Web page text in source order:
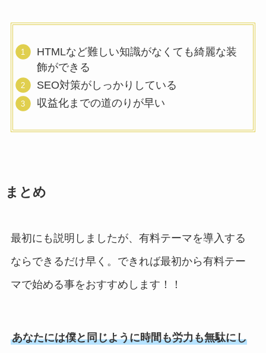
HTMLなど難しい知識がなくても綺麗な装
飾ができる
SEO対策がしっかりしている
収益化までの道のりが早い
まとめ
最初にも説明しましたが、有料テーマを導入する
ならできるだけ早く。できれば最初から有料テー
マで始める事をおすすめします！！
あなたには僕と同じように時間も労力も無駄にし